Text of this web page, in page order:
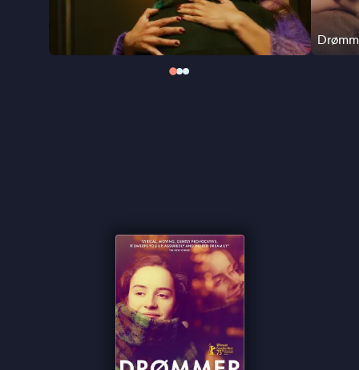
voor niets won de film de Gouden Beer voor Beste
Film op het filmfestival van Berlijn.
"Haugerud weet zich knap te verplaatsen in de
belevingswereld van zijn jonge hoofdpersoon, en